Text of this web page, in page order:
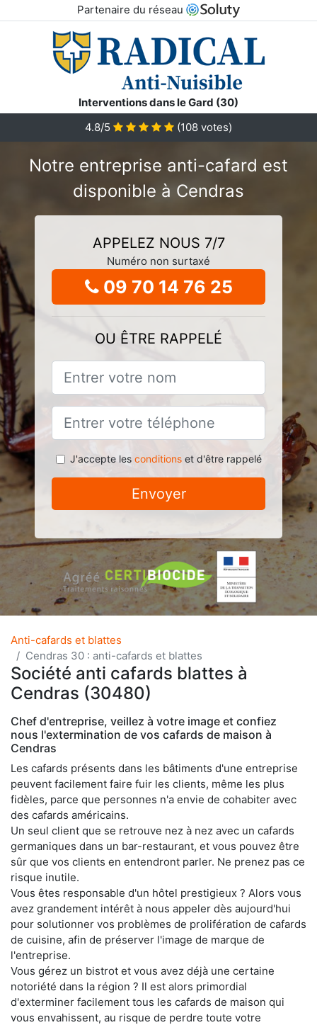
Partenaire du réseau
Interventions dans le Gard (30)
4.8/5
(108 votes)
Notre entreprise anti-cafard est
disponible à Cendras
APPELEZ NOUS 7/7
Numéro non surtaxé
09 70 14 76 25
OU ÊTRE RAPPELÉ
J'accepte les conditionset d'être rappelé
Envoyer
Anti-cafards et blattes
Cendras 30 : anti-cafards et blattes
Société anti cafards blattes à
Cendras (30480)
Chef d'entreprise, veillez à votre image et confiez
nous l'extermination de vos cafards de maison à
Cendras
Les cafards présents dans les bâtiments d'une entreprise
peuvent facilement faire fuir les clients, même les plus
fidèles, parce que personnes n'a envie de cohabiter avec
des cafards américains.
Un seul client que se retrouve nez à nez avec un cafards
germaniques dans un bar-restaurant, et vous pouvez être
sûr que vos clients en entendront parler. Ne prenez pas ce
risque inutile.
Vous êtes responsable d'un hôtel prestigieux ? Alors vous
avez grandement intérêt à nous appeler dès aujourd'hui
pour solutionner vos problèmes de prolifération de cafards
de cuisine, afin de préserver l'image de marque de
l'entreprise.
Vous gérez un bistrot et vous avez déjà une certaine
notoriété dans la région ? Il est alors primordial
d'exterminer facilement tous les cafards de maison qui
vous envahissent, au risque de perdre toute votre